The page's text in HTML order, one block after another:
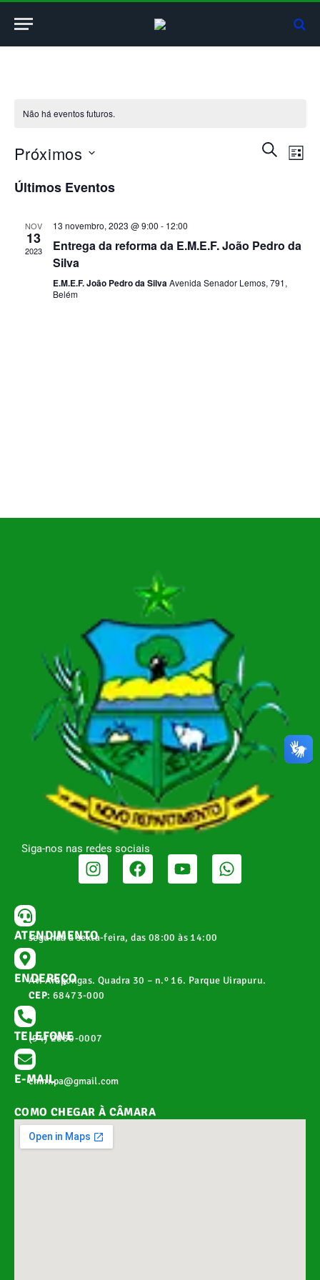
Não há eventos futuros.
Pesquisa
visuais
Eventos
EVENTOS
LISTA
Próximos
a
Últimos Eventos
NOV
13
2023
13 novembro, 2023 @ 9:00 - 12:00
Entrega da reforma da E.M.E.F. João Pedro da
Silva
E.M.E.F. João Pedro da SilvaAvenida Senador Lemos, 791,
Belém
Siga-nos nas redes sociais
ATENDIMENTO
segunda a sexta-feira, das 08:00 às 14:00
ENDEREÇO
Av. Arapongas. Quadra 30 – n.º 16. Parque Uirapuru.
CEP: 68473-000
TELEFONE
(94) 2030-0007
E-MAIL
cmnr.pa@gmail.com
COMO CHEGAR À CÂMARA